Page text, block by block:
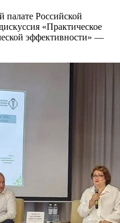
Российской
«Практическое
эффективности» —